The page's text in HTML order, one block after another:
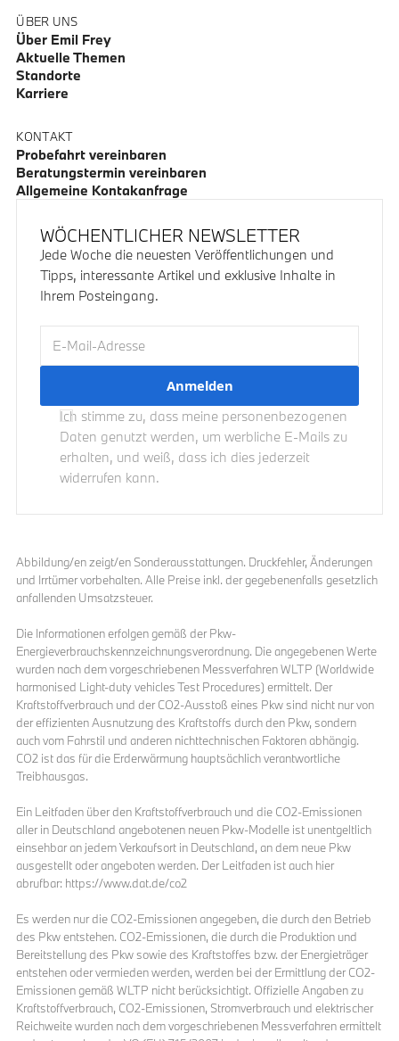
ÜBER UNS
Über Emil Frey
Aktuelle Themen
Standorte
Karriere
KONTAKT
Probefahrt vereinbaren
Beratungstermin vereinbaren
Allgemeine Kontakanfrage
WÖCHENTLICHER NEWSLETTER
Jede Woche die neuesten Veröffentlichungen und
Tipps, interessante Artikel und exklusive Inhalte in
Ihrem Posteingang.
Ich stimme zu, dass meine personenbezogenen
Daten genutzt werden, um werbliche E-Mails zu
erhalten, und weiß, dass ich dies jederzeit
widerrufen kann.
Abbildung/en zeigt/en Sonderausstattungen. Druckfehler, Änderungen
und Irrtümer vorbehalten. Alle Preise inkl. der gegebenenfalls gesetzlich
anfallenden Umsatzsteuer.
Die Informationen erfolgen gemäß der Pkw-
Energieverbrauchskennzeichnungsverordnung. Die angegebenen Werte
wurden nach dem vorgeschriebenen Messverfahren WLTP (Worldwide
harmonised Light-duty vehicles Test Procedures) ermittelt. Der
Kraftstoffverbrauch und der CO2-Ausstoß eines Pkw sind nicht nur von
der effizienten Ausnutzung des Kraftstoffs durch den Pkw, sondern
auch vom Fahrstil und anderen nichttechnischen Faktoren abhängig.
CO2 ist das für die Erderwärmung hauptsächlich verantwortliche
Treibhausgas.
Ein Leitfaden über den Kraftstoffverbrauch und die CO2-Emissionen
aller in Deutschland angebotenen neuen Pkw-Modelle ist unentgeltlich
einsehbar an jedem Verkaufsort in Deutschland, an dem neue Pkw
ausgestellt oder angeboten werden. Der Leitfaden ist auch hier
abrufbar: https://www.dat.de/co2
Es werden nur die CO2-Emissionen angegeben, die durch den Betrieb
des Pkw entstehen. CO2-Emissionen, die durch die Produktion und
Bereitstellung des Pkw sowie des Kraftstoffes bzw. der Energieträger
entstehen oder vermieden werden, werden bei der Ermittlung der CO2-
Emissionen gemäß WLTP nicht berücksichtigt. Offizielle Angaben zu
Kraftstoffverbrauch, CO2-Emissionen, Stromverbrauch und elektrischer
Reichweite wurden nach dem vorgeschriebenen Messverfahren ermittelt